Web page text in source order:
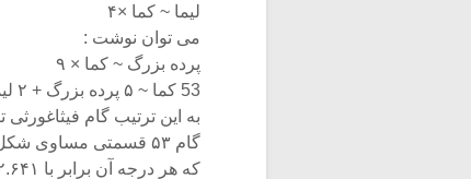
لیما ~ کما ×۴
می توان نوشت :
پرده بزرگ ~ کما × ۹
53 کما ~ ۵ پرده بزرگ + ۲ لیما = اکتاو
گام ۵۳ قسمتی مساوی شکل می گیرد